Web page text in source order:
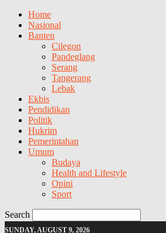
Home
Nasional
Banten
Cilegon
Pandeglang
Serang
Tangerang
Lebak
Ekbis
Pendidikan
Politik
Hukrim
Pemerintahan
Umum
Budaya
Health and Lifestyle
Opini
Sport
Search
SUNDAY, AUGUST 9, 2026